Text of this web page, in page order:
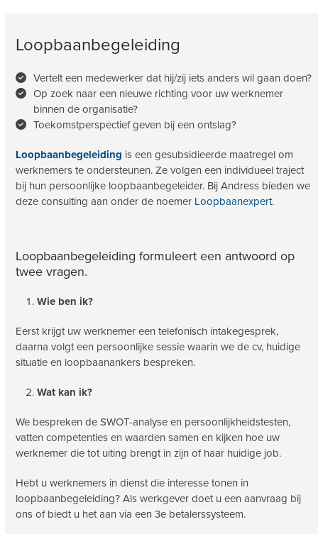
Loopbaanbegeleiding
Vertelt een medewerker dat hij/zij iets anders wil gaan doen?
Op zoek naar een nieuwe richting voor uw werknemer
binnen de organisatie?
Toekomstperspectief geven bij een ontslag?
Loopbaanbegeleiding is een gesubsidieerde maatregel om
werknemers te ondersteunen. Ze volgen een individueel traject
bij hun persoonlijke loopbaanbegeleider. Bij Andress bieden we
deze consulting aan onder de noemer Loopbaanexpert.
Loopbaanbegeleiding formuleert een antwoord op
twee vragen.
Wie ben ik?
Eerst krijgt uw werknemer een telefonisch intakegesprek,
daarna volgt een persoonlijke sessie waarin we de cv, huidige
situatie en loopbaanankers bespreken.
Wat kan ik?
We bespreken de SWOT-analyse en persoonlijkheidstesten,
vatten competenties en waarden samen en kijken hoe uw
werknemer die tot uiting brengt in zijn of haar huidige job.
Hebt u werknemers in dienst die interesse tonen in
loopbaanbegeleiding? Als werkgever doet u een aanvraag bij
ons of biedt u het aan via een 3e betalerssysteem.